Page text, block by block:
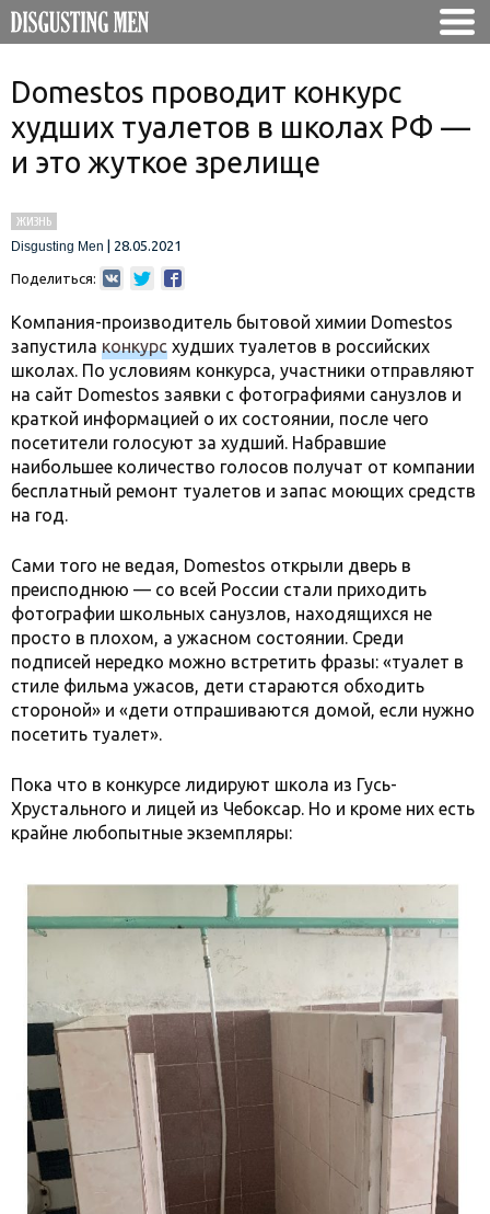
Domestos проводит конкурс
худших туалетов в школах РФ —
и это жуткое зрелище
ЖИЗНЬ
Disgusting Men
28.05.2021
Поделиться:
Компания-производитель бытовой химии Domestos
запустила конкурс худших туалетов в российских
школах. По условиям конкурса, участники отправляют
на сайт Domestos заявки с фотографиями санузлов и
краткой информацией о их состоянии, после чего
посетители голосуют за худший. Набравшие
наибольшее количество голосов получат от компании
бесплатный ремонт туалетов и запас моющих средств
на год.
Сами того не ведая, Domestos открыли дверь в
преисподнюю — со всей России стали приходить
фотографии школьных санузлов, находящихся не
просто в плохом, а ужасном состоянии. Среди
подписей нередко можно встретить фразы: «туалет в
стиле фильма ужасов, дети стараются обходить
стороной» и «дети отпрашиваются домой, если нужно
посетить туалет».
Пока что в конкурсе лидируют школа из Гусь-
Хрустального и лицей из Чебоксар. Но и кроме них есть
крайне любопытные экземпляры: